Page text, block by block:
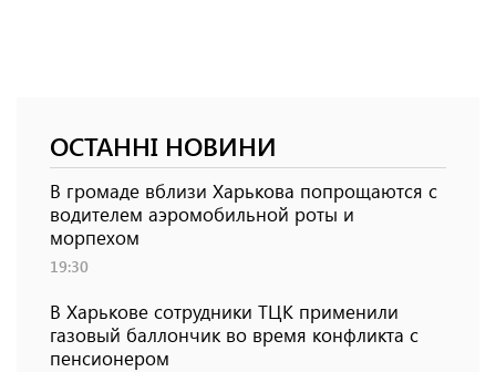
ОСТАННІ НОВИНИ
В громаде вблизи Харькова попрощаются с
водителем аэромобильной роты и
морпехом
19:30
В Харькове сотрудники ТЦК применили
газовый баллончик во время конфликта с
пенсионером